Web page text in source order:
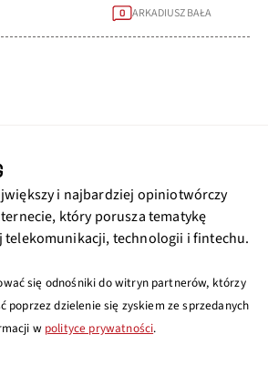
0 ARKADIUSZ BAŁA
i najbardziej opiniotwórczy
który porusza tematykę
telekomunikacji, technologii i fintechu.
się odnośniki do witryn partnerów, którzy
poprzez dzielenie się zyskiem ze sprzedanych
w polityce prywatności.